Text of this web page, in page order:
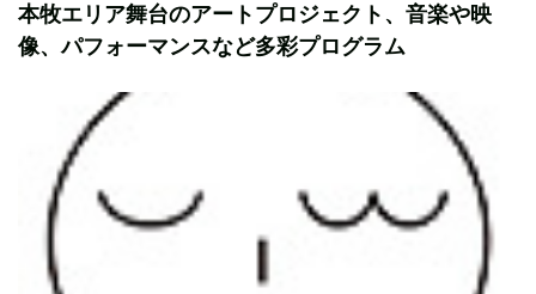
本牧エリア舞台のアートプロジェクト、音楽や映
像、パフォーマンスなど多彩プログラム